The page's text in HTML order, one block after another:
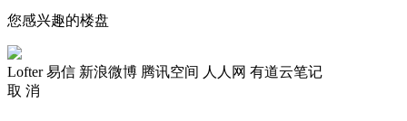
您感兴趣的楼盘
Lofter 易信 新浪微博 腾讯空间 人人网 有道云笔记
取 消